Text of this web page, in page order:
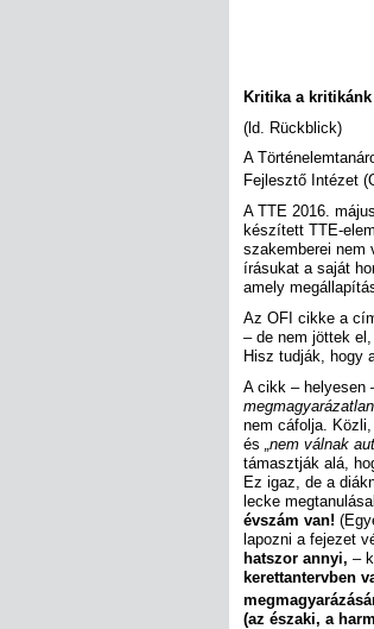
Kritika a
(ld. Rückblick)
A
Fejlesztő Intézet
A TTE 2016.
készített TTE-
szakemberei nem
írásukat a saját
amely
Az OFI cikke a
– de nem jöttek
Hisz tudják, hogy
A cikk – helyesen
nem cáfolja.
és „nem válnak
támasztják alá,
Ez igaz, de a
lecke
évszám van!
lapozni a fejezet
hatszor annyi, –
kerettantervben
(az északi, a